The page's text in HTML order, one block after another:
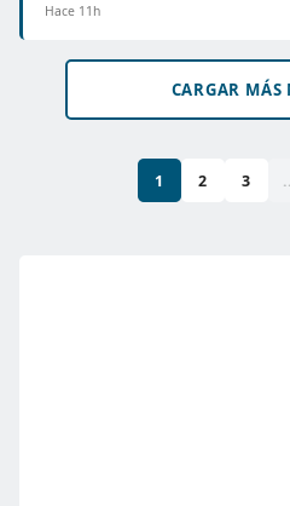
Hace 11h
CARGAR
1 2 3